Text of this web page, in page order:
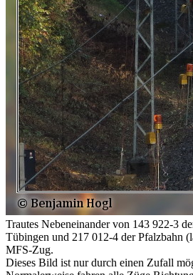
Trautes Nebeneinander von 143 922-3
Tübingen und 217 012-4 der Pfalzbahn
MFS-Zug.
Dieses Bild ist nur durch einen Zufall